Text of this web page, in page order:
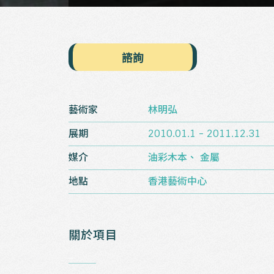
諮詢
藝術家
林明弘
展期
2010.01.1 - 2011.12.31
媒介
油彩木本、 金屬
地點
香港藝術中心
關於項目